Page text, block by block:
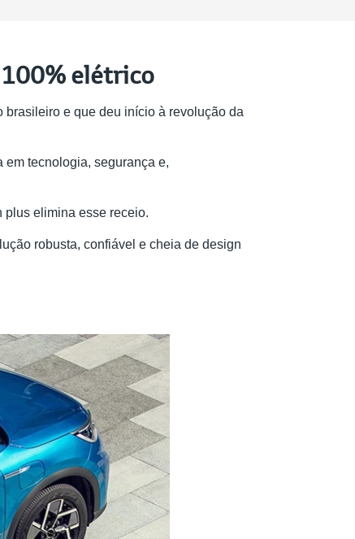
100% elétrico
e que deu início à revolução da
em tecnologia, segurança e,
plus elimina esse receio.
robusta, confiável e cheia de design